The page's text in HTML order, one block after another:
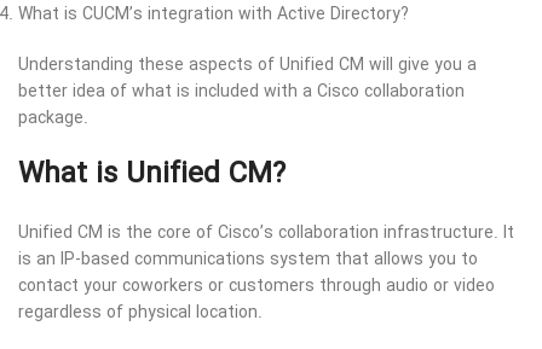
What is CUCM’s integration with Active Directory?
Understanding these aspects of Unified CM will give you a
better idea of what is included with a Cisco collaboration
package.
What is Unified CM?
Unified CM is the core of Cisco’s collaboration infrastructure. It
is an IP-based communications system that allows you to
contact your coworkers or customers through audio or video
regardless of physical location.